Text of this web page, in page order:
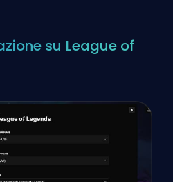
su League of